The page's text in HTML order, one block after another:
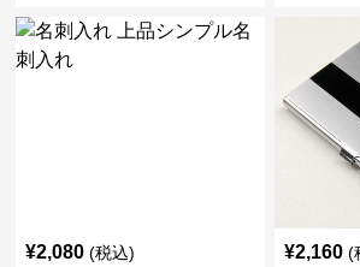
¥2,080 (税込) ¥2,160 (